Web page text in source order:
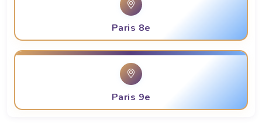
Paris 8e
Paris 9e